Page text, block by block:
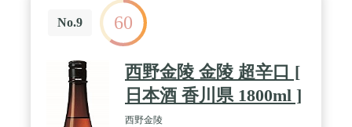
No.9 60
西野金陵 金陵 超辛口 [
日本酒 香川県 1800ml ]
西野金陵